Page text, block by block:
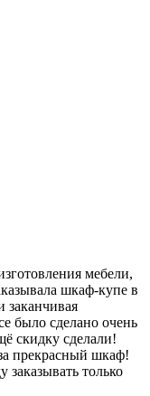
мебели,
шкаф-купе в
заканчивая
было сделано очень
скидку сделали!
прекрасный шкаф!
заказывать только